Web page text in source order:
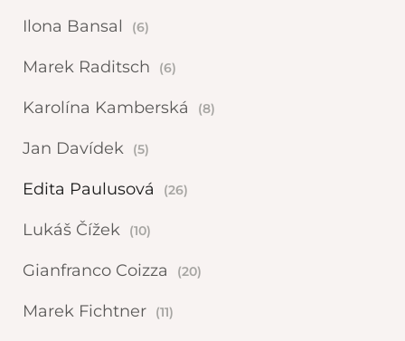
Ilona Bansal (6)
Marek Raditsch (6)
Karolína Kamberská (8)
Jan Davídek (5)
Edita Paulusová (26)
Lukáš Čížek (10)
Gianfranco Coizza (20)
Marek Fichtner (11)